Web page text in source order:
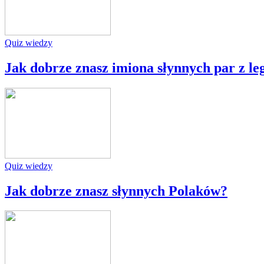
Quiz wiedzy
Jak dobrze znasz imiona słynnych par z
Quiz wiedzy
Jak dobrze znasz słynnych Polaków?